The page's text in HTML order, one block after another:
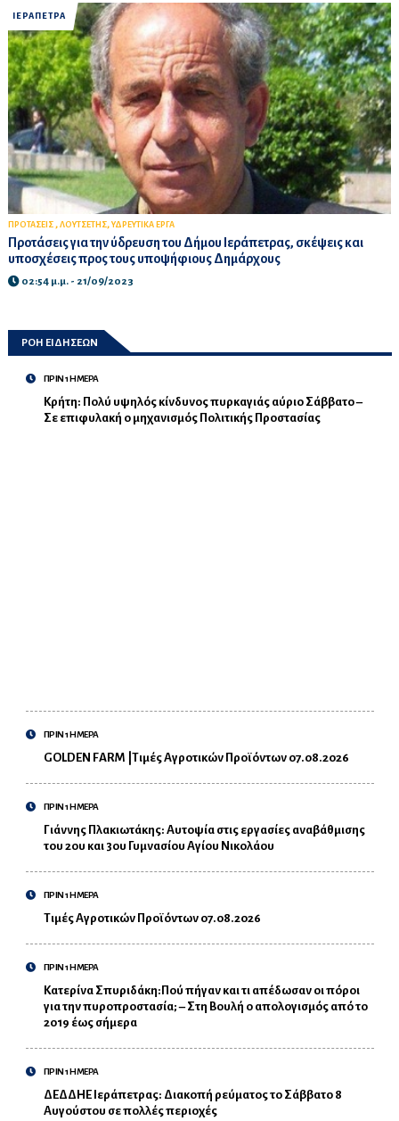
ΙΕΡΑΠΕΤΡΑ
ΠΡΟΤΑΣΕΙΣ , ΛΟΥΤΣΕΤΗΣ, ΥΔΡΕΥΤΙΚΑ ΕΡΓΑ
Προτάσεις για την ύδρευση του Δήμου Ιεράπετρας, σκέψεις και
υποσχέσεις προς τους υποψήφιους Δημάρχους
02:54 μ.μ. - 21/09/2023
ΡΟΗ ΕΙΔΗΣΕΩΝ
ΠΡΙΝ 1 ΗΜΕΡΑ
Κρήτη: Πολύ υψηλός κίνδυνος πυρκαγιάς αύριο Σάββατο –
Σε επιφυλακή ο μηχανισμός Πολιτικής Προστασίας
ΠΡΙΝ 1 ΗΜΕΡΑ
GOLDEN FARM |Τιμές Αγροτικών Προϊόντων 07.08.2026
ΠΡΙΝ 1 ΗΜΕΡΑ
Γιάννης Πλακιωτάκης: Αυτοψία στις εργασίες αναβάθμισης
του 2ου και 3ου Γυμνασίου Αγίου Νικολάου
ΠΡΙΝ 1 ΗΜΕΡΑ
Τιμές Αγροτικών Προϊόντων 07.08.2026
ΠΡΙΝ 1 ΗΜΕΡΑ
Κατερίνα Σπυριδάκη:Πού πήγαν και τι απέδωσαν οι πόροι
για την πυροπροστασία; – Στη Βουλή ο απολογισμός από το
2019 έως σήμερα
ΠΡΙΝ 1 ΗΜΕΡΑ
ΔΕΔΔΗΕ Ιεράπετρας: Διακοπή ρεύματος το Σάββατο 8
Αυγούστου σε πολλές περιοχές